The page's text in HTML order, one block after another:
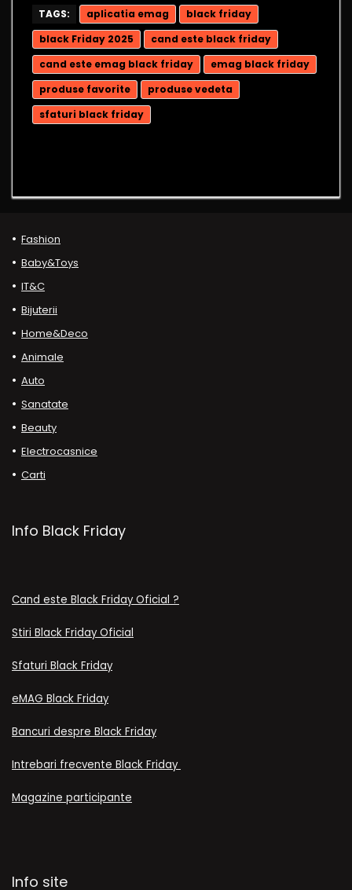
TAGS: aplicatia emag
black friday
black Friday 2025
cand este black friday
cand este emag black friday
emag black friday
produse favorite
produse vedeta
sfaturi black friday
Fashion
Baby&Toys
IT&C
Bijuterii
Home&Deco
Animale
Auto
Sanatate
Beauty
Electrocasnice
Carti
Info Black Friday
Cand este Black Friday Oficial ?
Stiri Black Friday Oficial
Sfaturi Black Friday
eMAG Black Friday
Bancuri despre Black Friday
Intrebari frecvente Black Friday
Magazine participante
Info site